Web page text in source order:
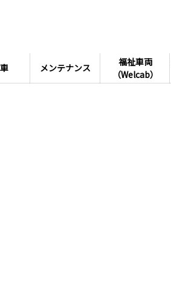
メンテナンス
福祉車両
（Welcab）